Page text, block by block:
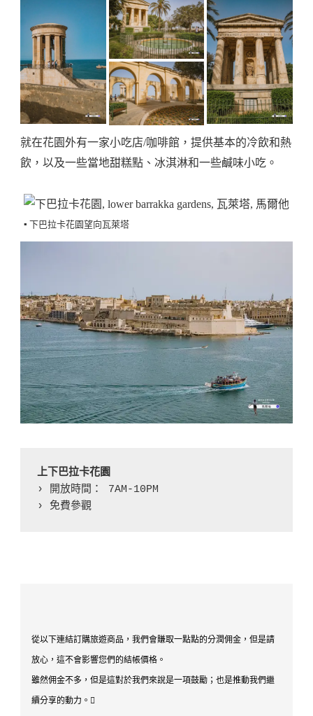
就在花園外有一家小吃店/咖啡館，提供基本的冷飲和熱
飲，以及一些當地甜糕點、冰淇淋和一些鹹味小吃。
▪️ 下巴拉卡花園望向瓦萊塔
上下巴拉卡花園
› 開放時間： 7AM-10PM
› 免費參觀
從以下連結訂購旅遊商品，我們會賺取一點點的分潤佣金，但是請
放心，這不會影響您們的結帳價格。
雖然佣金不多，但是這對於我們來說是一項鼓勵；也是推動我們繼
續分享的動力。